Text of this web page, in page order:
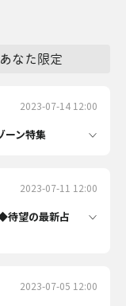
あなた限定
2023-07-14 12:00
ーン特集
2023-07-11 12:00
待望の最新占
2023-07-05 12:00